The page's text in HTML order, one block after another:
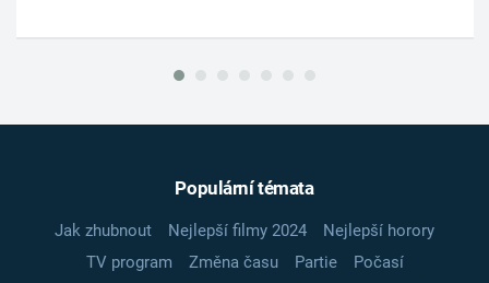
Populární témata
Jak zhubnout Nejlepší filmy 2024
Nejlepší horory
TV program
Změna času Partie
Počasí